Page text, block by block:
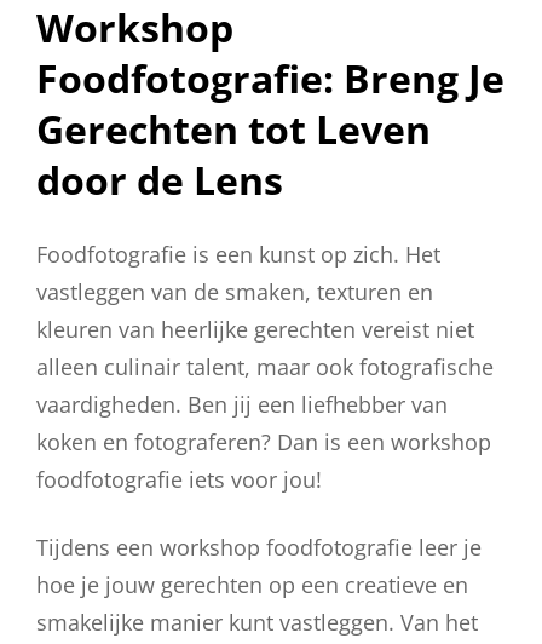
Workshop
Foodfotografie: Breng Je
Gerechten tot Leven
door de Lens
Foodfotografie is een kunst op zich. Het
vastleggen van de smaken, texturen en
kleuren van heerlijke gerechten vereist niet
alleen culinair talent, maar ook fotografische
vaardigheden. Ben jij een liefhebber van
koken en fotograferen? Dan is een workshop
foodfotografie iets voor jou!
Tijdens een workshop foodfotografie leer je
hoe je jouw gerechten op een creatieve en
smakelijke manier kunt vastleggen. Van het